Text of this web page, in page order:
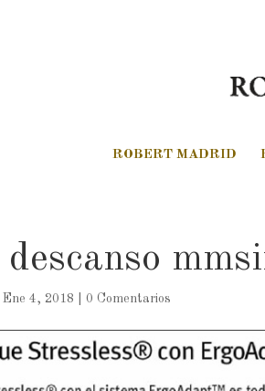
ROBERT MADRID
descanso
Ene 4, 2018 |0 Comentarios